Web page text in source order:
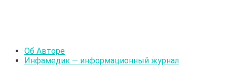
Об Авторе
Инфамедик — информационный журнал